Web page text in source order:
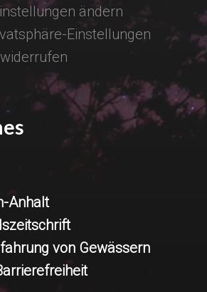
ändern
Einstellungen
Anhalt
von Gewässern